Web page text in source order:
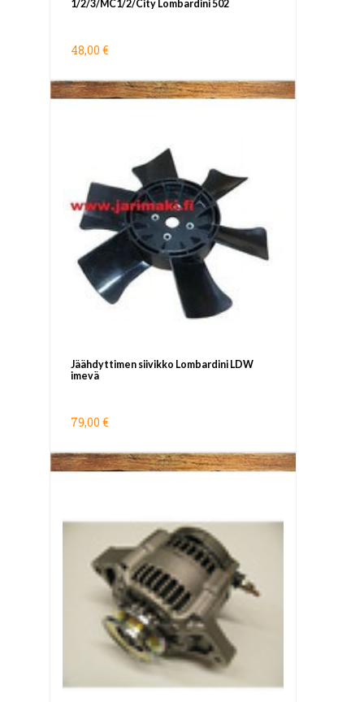
1/2/3/MC1/2/City Lombardini 502
48,00 €
Jäähdyttimen siivikko Lombardini LDW
imevä
79,00 €